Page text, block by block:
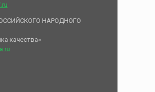
НАРОДНОГО
качества»